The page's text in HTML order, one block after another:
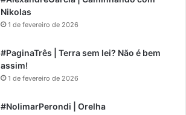
Nikolas
1 de fevereiro de 2026
#PaginaTrês | Terra sem lei? Não é bem
assim!
1 de fevereiro de 2026
#NolimarPerondi | Orelha